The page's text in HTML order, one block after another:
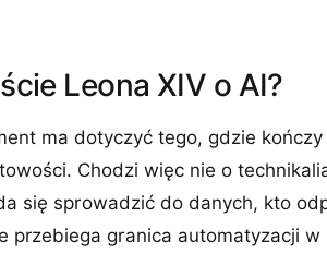
Leona XIV o AI?
ma dotyczyć tego, gdzie
Chodzi więc nie o
się sprowadzić do danych, kto
przebiega granica automatyzacji w